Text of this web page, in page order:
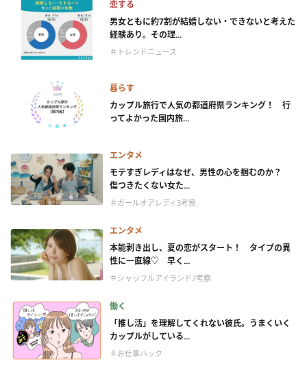
恋する
男女ともに約7割が結婚しない・できないと考えた
経験あり。その理...
＃トレンドニュース
暮らす
カップル旅行で人気の都道府県ランキング！ 行
ってよかった国内旅...
エンタメ
モテすぎレディはなぜ、男性の心を掴むのか？
傷つきたくない女た...
＃ガールオアレディ3考察
エンタメ
本能剥き出し、夏の恋がスタート！ タイプの異
性に一直線♡ 早く...
＃シャッフルアイランド7考察
働く
「推し活」を理解してくれない彼氏。うまくいく
カップルがしている...
＃お仕事ハック